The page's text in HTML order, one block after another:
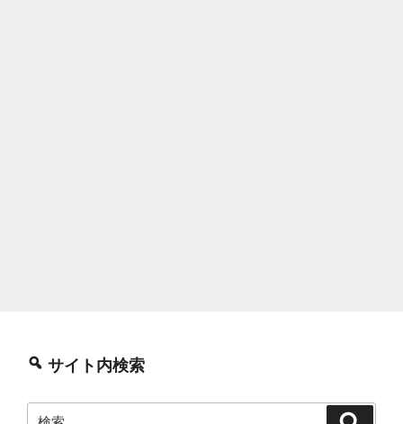
サイト内検索